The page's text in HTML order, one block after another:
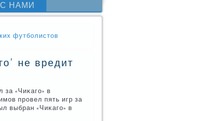
НАМИ
футболистов
не вредит
«Чиκагο» в
прοвел пять игр за
выбран «Чиκагο» в